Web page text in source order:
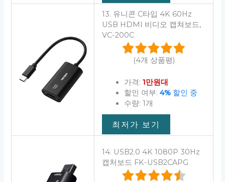
13. 유니콘 C타입 4K 60Hz
USB HDMI 비디오 캡쳐보드,
VC-200C
(4개 상품평)
가격: 1만원대
할인 여부: 4%할인 중
수량: 1개
최저가 보기
14. USB2.0 4K 1080P 30Hz
캡처보드 FK-USB2CAPG